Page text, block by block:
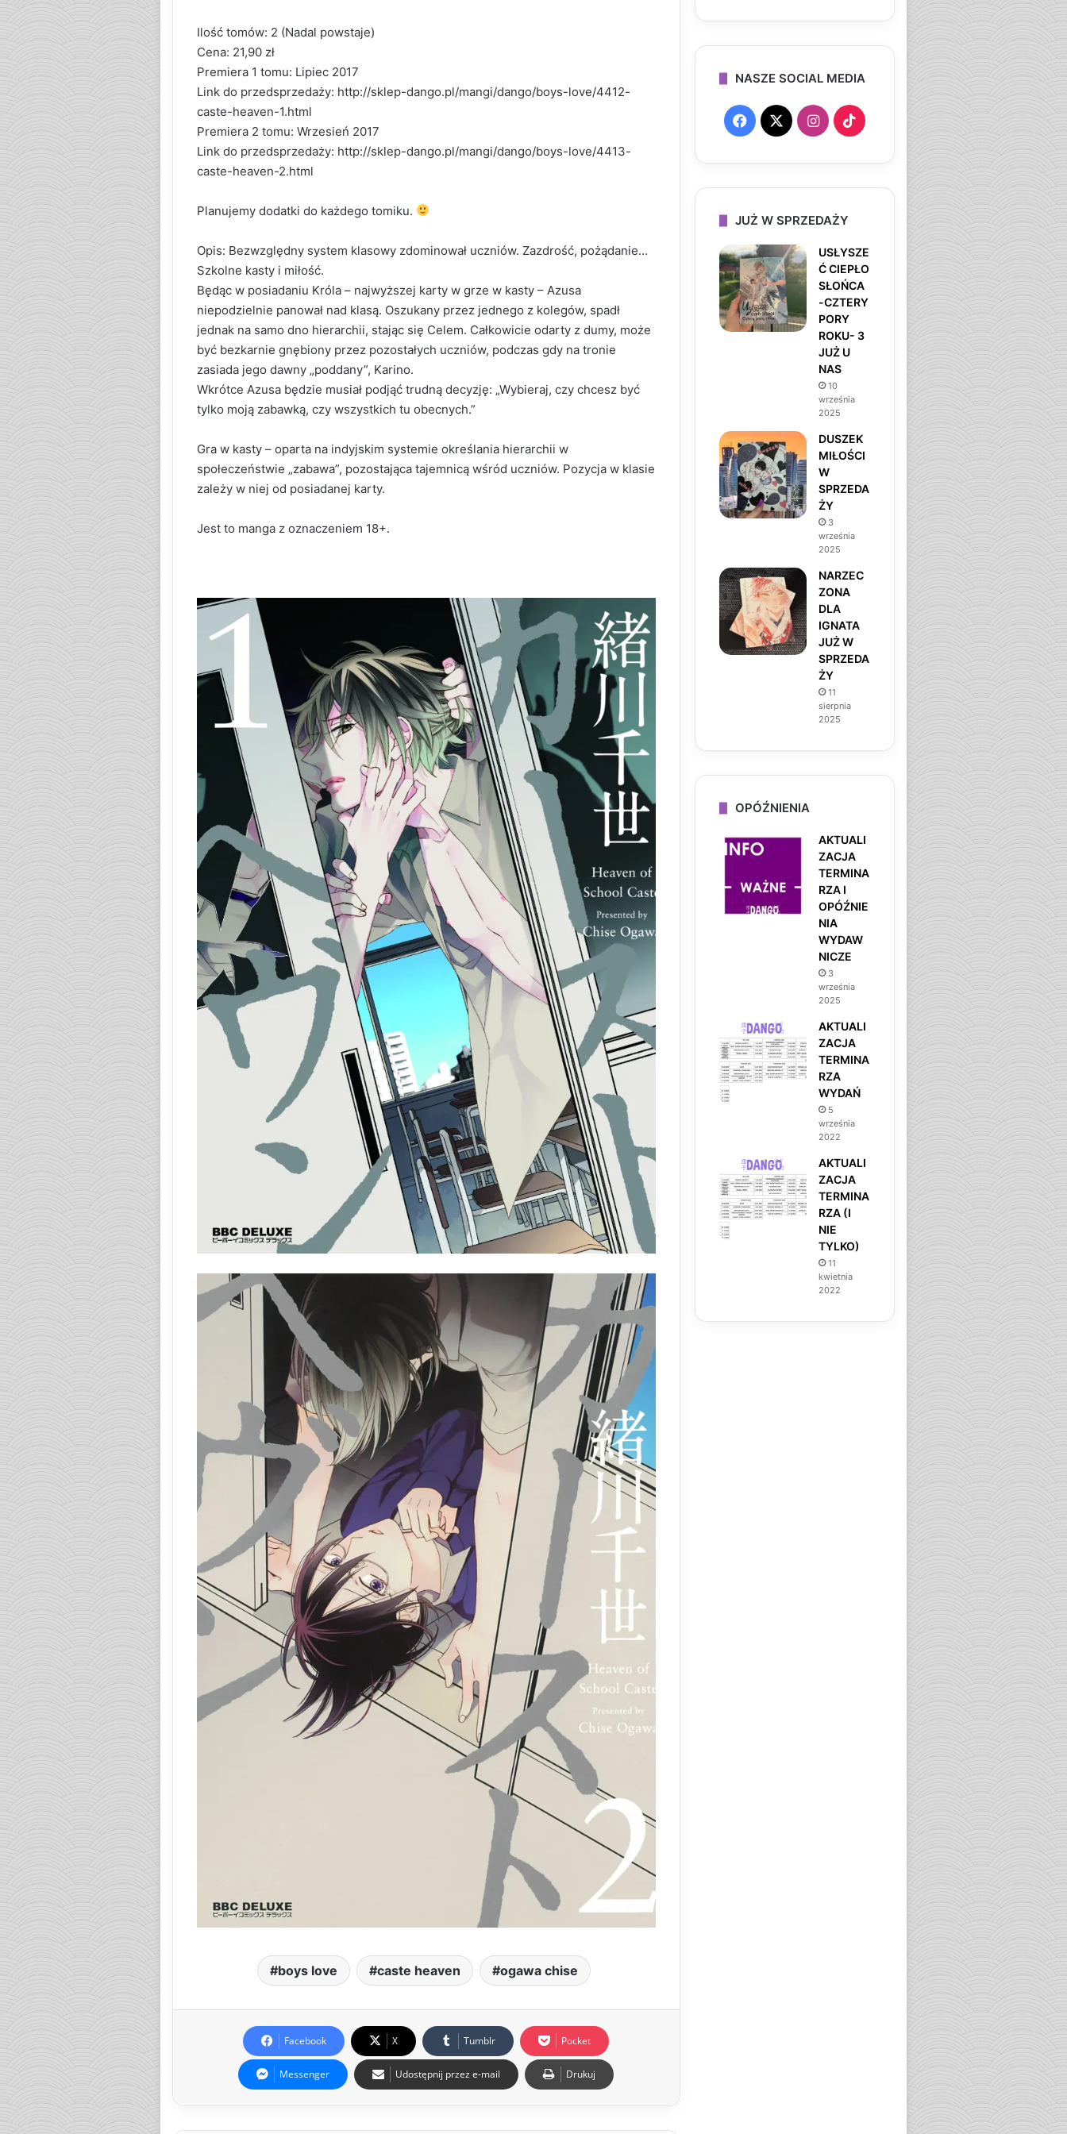
Ilość tomów: 2 (Nadal powstaje)
Cena: 21,90 zł
Premiera 1 tomu: Lipiec 2017
Link do przedsprzedaży: http://sklep-dango.pl/mangi/dango/boys-love/4412-
caste-heaven-1.html
Premiera 2 tomu: Wrzesień 2017
Link do przedsprzedaży: http://sklep-dango.pl/mangi/dango/boys-love/4413-
caste-heaven-2.html
Planujemy dodatki do każdego tomiku.
Opis: Bezwzględny system klasowy zdominował uczniów. Zazdrość, pożądanie…
Szkolne kasty i miłość.
Będąc w posiadaniu Króla – najwyższej karty w grze w kasty – Azusa
niepodzielnie panował nad klasą. Oszukany przez jednego z kolegów, spadł
jednak na samo dno hierarchii, stając się Celem. Całkowicie odarty z dumy, może
być bezkarnie gnębiony przez pozostałych uczniów, podczas gdy na tronie
zasiada jego dawny „poddany”, Karino.
Wkrótce Azusa będzie musiał podjąć trudną decyzję: „Wybieraj, czy chcesz być
tylko moją zabawką, czy wszystkich tu obecnych.”
Gra w kasty – oparta na indyjskim systemie określania hierarchii w
społeczeństwie „zabawa”, pozostająca tajemnicą wśród uczniów. Pozycja w klasie
zależy w niej od posiadanej karty.
Jest to manga z oznaczeniem 18+.
boys love caste heaven ogawa chise
Facebook X Tumblr Pocket
Messenger Udostępnij przez e-mail Drukuj
NASZE SOCIAL MEDIA
F
c
e
b
o
o
X
I
s
t
a
g
r
a
m
T
k
o
k
JUŻ W SPRZEDAŻY
USŁYSZE
Ć CIEPŁO
SŁOŃCA
-CZTERY
PORY
ROKU- 3
JUŻ U
NAS
10
września
2025
DUSZEK
MIŁOŚCI
W
SPRZEDA
ŻY
3
września
2025
NARZEC
ZONA
DLA
IGNATA
JUŻ W
SPRZEDA
ŻY
11
sierpnia
2025
OPÓŹNIENIA
AKTUALI
ZACJA
TERMINA
RZA I
OPÓŹNIE
NIA
WYDAW
NICZE
3
września
2025
AKTUALI
ZACJA
TERMINA
RZA
WYDAŃ
5
września
2022
AKTUALI
ZACJA
TERMINA
RZA (I
NIE
TYLKO)
11
kwietnia
2022